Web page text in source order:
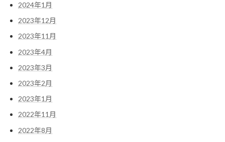
2024年1月
2023年12月
2023年11月
2023年4月
2023年3月
2023年2月
2023年1月
2022年11月
2022年8月